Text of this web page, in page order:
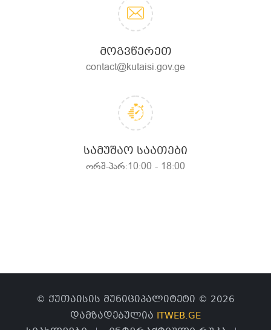
ᲛᲝᲒᲕᲬᲔᲠᲔᲗ
contact@kutaisi.gov.ge
ᲡᲐᲛᲣᲨᲐᲝ ᲡᲐᲐᲗᲔᲑᲘ
ორშ-პარ:10:00 - 18:00
© ქუთაისის მუნიციპალიტეტი © 2026
დამზადებულია ITWEB.GE